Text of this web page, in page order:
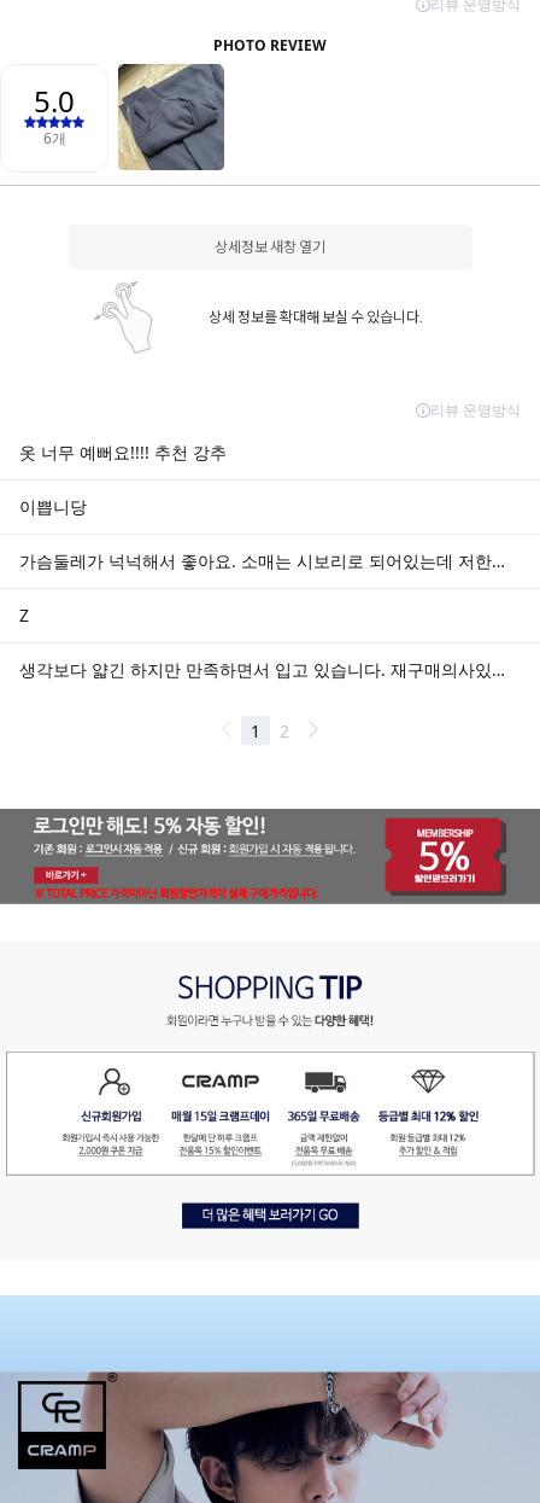
상세정보 새창 열기
상세 정보를 확대해 보실 수 있습니다.